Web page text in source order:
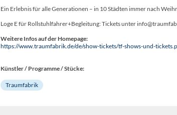
Ein Erlebnis für alle Generationen – in 10 Städten immer nach
Loge E für Rollstuhlfahrer+Begleitung: Tickets unter
Weitere Infos auf der Homepage:
https://www.traumfabrik.de/de/show-tickets/tf-shows-und-
Künstler / Programme / Stücke:
Traumfabrik